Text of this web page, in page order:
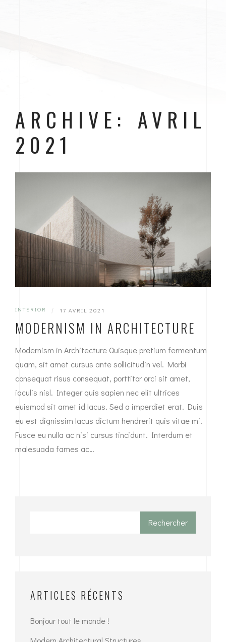
ARCHIVE: AVRIL
2021
INTERIOR | 17 AVRIL 2021
MODERNISM IN ARCHITECTURE
Modernism in Architecture Quisque pretium fermentum
quam, sit amet cursus ante sollicitudin vel. Morbi
consequat risus consequat, porttitor orci sit amet,
iaculis nisl. Integer quis sapien nec elit ultrices
euismod sit amet id lacus. Sed a imperdiet erat. Duis
eu est dignissim lacus dictum hendrerit quis vitae mi.
Fusce eu nulla ac nisi cursus tincidunt. Interdum et
malesuada fames ac…
Rechercher
ARTICLES RÉCENTS
Bonjour tout le monde !